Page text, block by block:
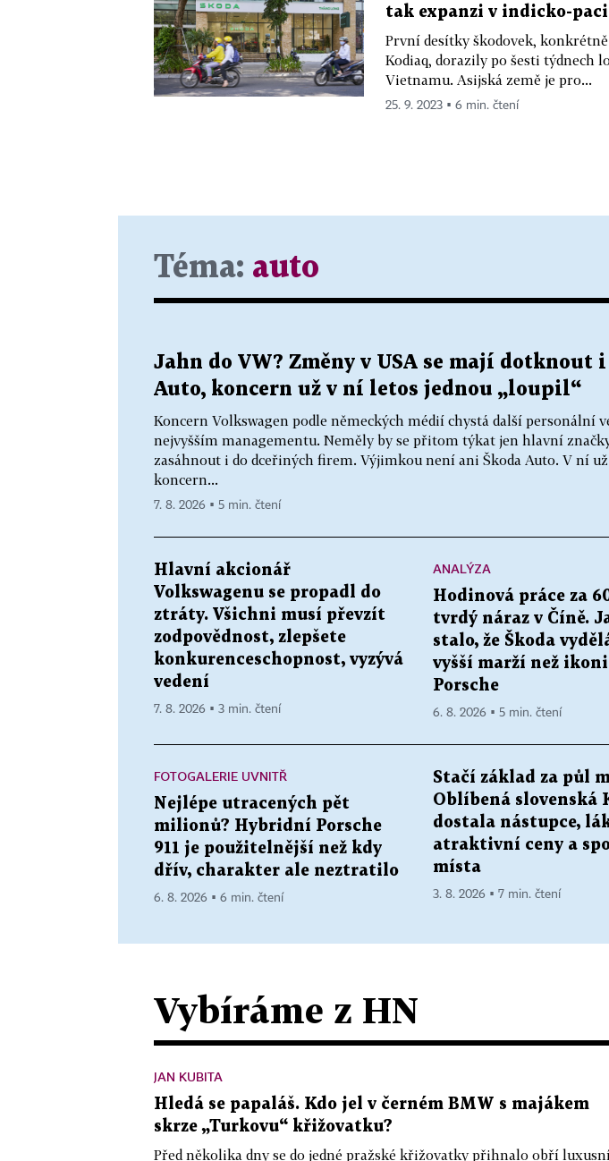
tak expanzi v indicko-
První desítky škodovek,
Kodiaq, dorazily po šesti týdnech
Vietnamu. Asijská země je pro...
25. 9. 2023 ▪ 6 min. čtení
Téma: auto
Jahn do VW? Změny v USA se mají dotknout i
Auto, koncern už v ní letos jednou „loupil“
Koncern Volkswagen podle německých médií chystá další personální
nejvyšším managementu. Neměly by se přitom týkat jen hlavní
zasáhnout i do dceřiných firem. Výjimkou není ani Škoda Auto. V ní
koncern...
7. 8. 2026 ▪ 5 min. čtení
Hlavní akcionář
Volkswagenu se propadl do
ztráty. Všichni musí převzít
zodpovědnost, zlepšete
konkurenceschopnost, vyzývá
vedení
7. 8. 2026 ▪ 3 min. čtení
ANALÝZA
Hodinová práce za
tvrdý náraz v Číně.
stalo, že Škoda
vyšší marží než
Porsche
6. 8. 2026 ▪ 5 min. čtení
FOTOGALERIE UVNITŘ
Nejlépe utracených pět
milionů? Hybridní Porsche
911 je použitelnější než kdy
dřív, charakter ale neztratilo
6. 8. 2026 ▪ 6 min. čtení
Stačí základ za půl
Oblíbená slovenská
dostala nástupce,
atraktivní ceny a
místa
3. 8. 2026 ▪ 7 min. čtení
Vybíráme z HN
JAN KUBITA
Hledá se papaláš. Kdo jel v černém BMW s majákem
skrze „Turkovu“ křižovatku?
Před několika dny se do jedné pražské křižovatky přihnalo obří